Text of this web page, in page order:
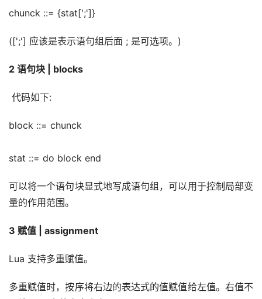
chunck ::= {stat[';']}
([';'] 应该是表示语句组后面 ; 是可选项。)
2 语句块 | blocks
代码如下:
block ::= chunck
stat ::= do block end
可以将一个语句块显式地写成语句组，可以用于控制局部变
量的作用范围。
3 赋值 | assignment
Lua 支持多重赋值。
多重赋值时，按序将右边的表达式的值赋值给左值。右值不